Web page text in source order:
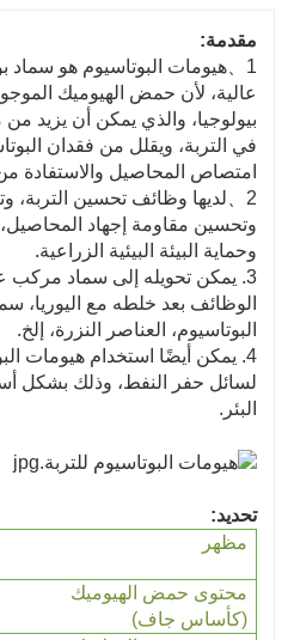
مقدمة:
1、هيومات البوتاسيوم هو
عالية، لأن حمض الهيوميك
بيولوجيا، والذي يمكن أن يزيد من
في التربة، ويقلل من فقدان
امتصاص المحاصيل والاستفادة
2、لديها وظائف تحسين التربة،
وتحسين مقاومة إجهاد
وحماية البيئة البيئية الزراعية.
3. يمكن تحويله إلى سماد مركب
الوظائف بعد خلطه مع اليوريا،
البوتاسيوم، العناصر النزرة، إلخ.
4. يمكن أيضًا استخدام هيومات
لسائل حفر النفط، وذلك بشكل
البئر.
تحديد:
مظهر
محتوى حمض الهيوميك
(كأساس جاف)